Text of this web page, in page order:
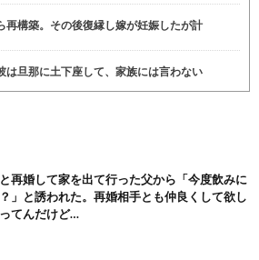
再構築。その後復縁し嫁が妊娠したが計
は旦那に土下座して、家族には言わない
換して── ちゅっちゅしながらの濃厚エッ...
リ場面も高評価「パリピ」続編への期待が高...
再婚して家を出て行った父から「今度飲みに
」と誘われた。再婚相手とも仲良くして欲し
てんだけど…